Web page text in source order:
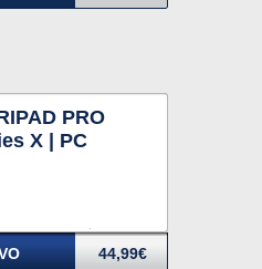
PRO
X | PC
44,99€